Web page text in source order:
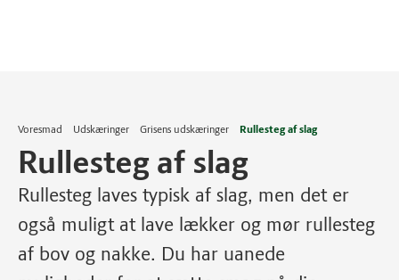
Voresmad Udskæringer Grisens udskæringer Rullesteg af slag
Rullesteg af slag
Rullesteg laves typisk af slag, men det er
også muligt at lave lækker og mør rullesteg
af bov og nakke. Du har uanede